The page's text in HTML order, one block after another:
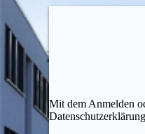
Mit dem Anmelden